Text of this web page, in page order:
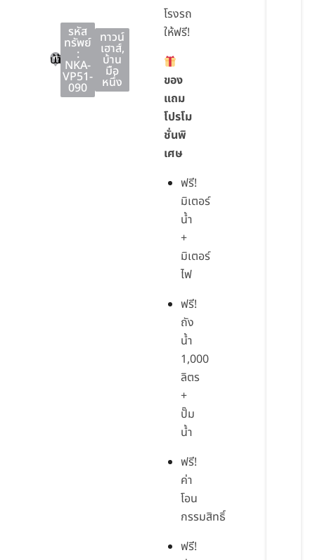
บ้านบึง
บ้านบึง
ชลบุรี
รหัส
ทรัพย์
:
NKA-
VP51-
090
ทาวน์
เฮาส์,
บ้าน
มือ
หนึ่ง
โรงรถ
ให้ฟรี!
ของ
แถม
โปรโม
ชั่นพิ
เศษ
ฟรี!
มิเตอร์
น้ำ
+
มิเตอร์
ไฟ
ฟรี!
ถัง
น้ำ
1,000
ลิตร
+
ปั๊ม
น้ำ
ฟรี!
ค่า
โอน
กรรมสิทธิ์
ฟรี!